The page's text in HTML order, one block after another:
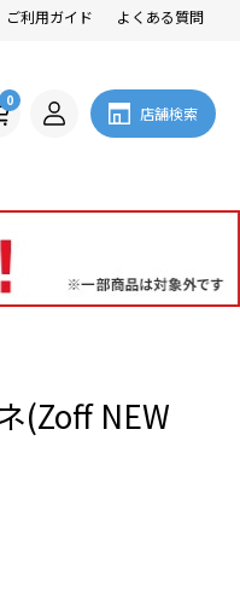
ご利用ガイド よくある質問
0
店舗検索
(Zoff NEW